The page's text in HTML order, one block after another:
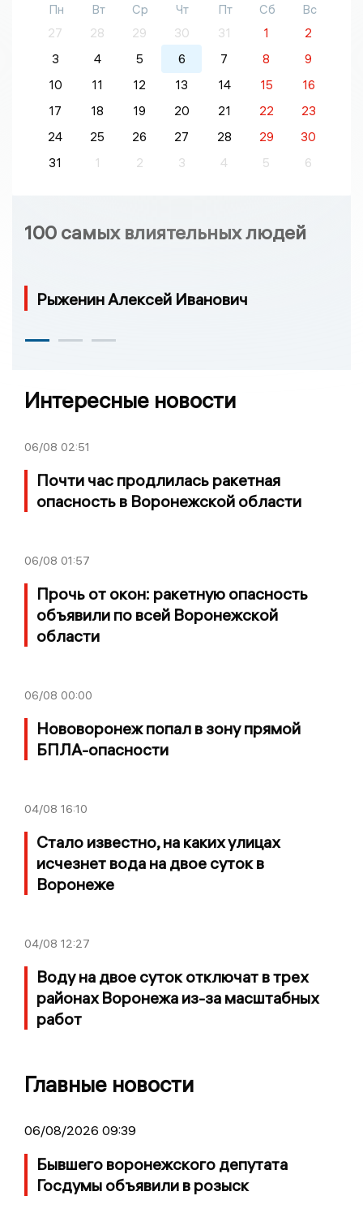
Пн Вт Ср Чт Пт Сб
Вс
27
28 29 30 31 1
2
3
4 5 6 7 8
9
10
11 12 13 14 15
16
17
18 19 20 21 22
23
24
25 26 27 28 29
30
31
1 2 3 4 5 6
100 самых влиятельных людей
Рыженин Алексей Иванович
Интересные новости
06/08 02:51
Почти час продлилась ракетная
опасность в Воронежской области
06/08 01:57
Прочь от окон: ракетную опасность
объявили по всей Воронежской
области
06/08 00:00
Нововоронеж попал в зону прямой
БПЛА-опасности
04/08 16:10
Стало известно, на каких улицах
исчезнет вода на двое суток в
Воронеже
04/08 12:27
Воду на двое суток отключат в трех
районах Воронежа из-за масштабных
работ
Главные новости
06/08/2026 09:39
Бывшего воронежского депутата
Госдумы объявили в розыск